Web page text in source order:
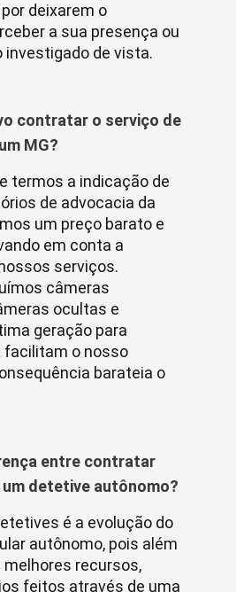
deixarem o
a sua presença ou
investigado de vista.
contratar o serviço de
MG?
termos a indicação de
de advocacia da
um preço barato e
em conta a
serviços.
câmeras
ocultas e
geração para
facilitam o nosso
barateia o
entre contratar
um detetive autônomo?
é a evolução do
autônomo, pois além
recursos,
feitos através de uma